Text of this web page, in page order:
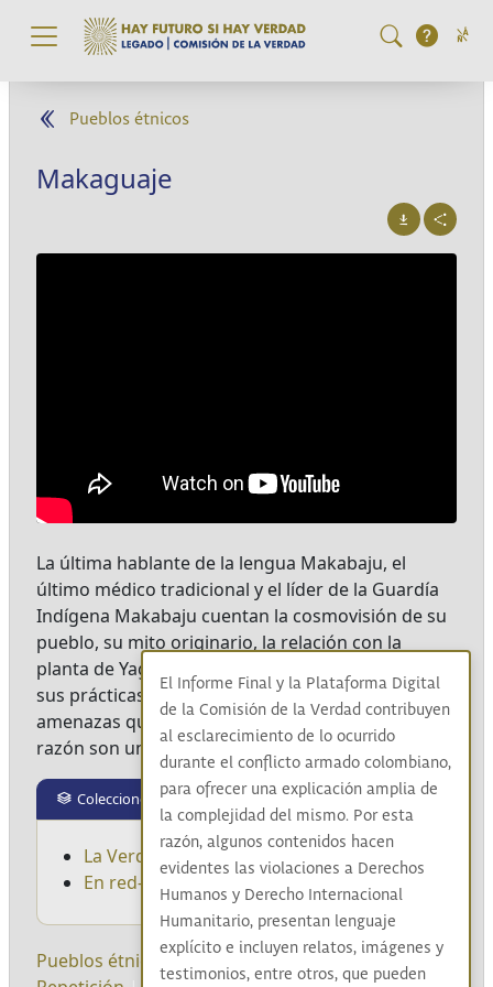
Pasar al contenido principal
Pueblos étnicos
Makaguaje
La última hablante de la lengua Makabaju, el
último médico tradicional y el líder de la Guardía
Indígena Makabaju cuentan la cosmovisión de su
pueblo, su mito originario, la relación con la
planta de Yagé y cómo se representa todo esto en
sus prácticas y autoridades. También las
amenazas que viven en su territorio, por esta
razón son un pueblo en riesgo de exterminio.
Colecciones
La Verdad del Pueblo Indígena
En red-ando y sanando desde el territorio
Pueblos étnicos|Makaguaje| Resistencia|No
El Informe Final y la Plataforma Digital
de la Comisión de la Verdad contribuyen
al esclarecimiento de lo ocurrido
durante el conflicto armado colombiano,
para ofrecer una explicación amplia de
la complejidad del mismo. Por esta
razón, algunos contenidos hacen
evidentes las violaciones a Derechos
Humanos y Derecho Internacional
Humanitario, presentan lenguaje
explícito e incluyen relatos, imágenes y
testimonios, entre otros, que pueden